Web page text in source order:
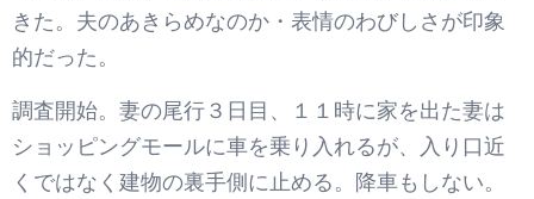
きた。夫のあきらめなのか・表情のわびしさが印象
的だった。
調査開始。妻の尾行３日目、１１時に家を出た妻は
ショッピングモールに車を乗り入れるが、入り口近
くではなく建物の裏手側に止める。降車もしない。